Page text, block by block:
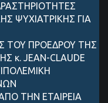
ΨΥΧΙΑΤΡΙΚΗΣ ΓΙΑ
ΤΟΥ ΠΡΟΕΔΡΟΥ ΤΗΣ
κ. JEAN-CLAUDE
ΤΗΝ ΕΤΑΙΡΕΙΑ